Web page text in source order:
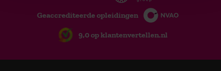
Geaccrediteerde opleidingen
9,0 op klantenvertellen.nl